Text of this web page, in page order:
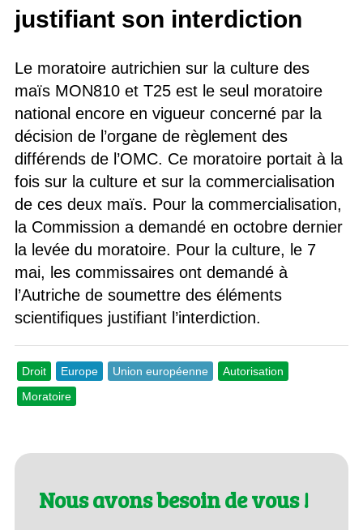
justifiant son interdiction
Le moratoire autrichien sur la culture des
maïs MON810 et T25 est le seul moratoire
national encore en vigueur concerné par la
décision de l’organe de règlement des
différends de l’OMC. Ce moratoire portait à la
fois sur la culture et sur la commercialisation
de ces deux maïs. Pour la commercialisation,
la Commission a demandé en octobre dernier
la levée du moratoire. Pour la culture, le 7
mai, les commissaires ont demandé à
l’Autriche de soumettre des éléments
scientifiques justifiant l’interdiction.
Droit Europe Union européenne
Autorisation
Moratoire
Nous avons besoin de vous !